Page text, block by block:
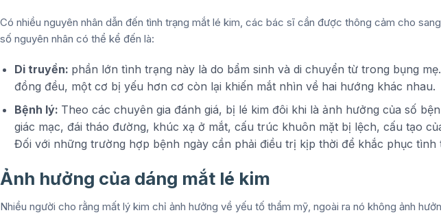
Có nhiều nguyên nhân dẫn đến tình trạng mắt lé kim, các bác sĩ cần được thông cảm cho
số nguyên nhân có thể kể đến là:
Di truyền: phần lớn tình trạng này là do bẩm sinh và di chuyển từ trong bụng
đồng đều, một cơ bị yếu hơn cơ còn lại khiến mắt nhìn về hai hướng khác nhau.
Bệnh lý: Theo các chuyên gia đánh giá, bị lé kim đôi khi là ảnh hưởng của số
giác mạc, đái tháo đường, khúc xạ ở mắt, cấu trúc khuôn mặt bị lệch, cấu tạo
Đối với những trường hợp bệnh ngày cần phải điều trị kịp thời để khắc phục tình
Ảnh hưởng của dáng mắt lé kim
Nhiều người cho rằng mất lý kim chỉ ảnh hưởng về yếu tố thẩm mỹ, ngoài ra nó không ảnh